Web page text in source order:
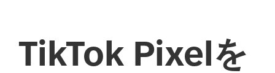
TikTok Pixelを